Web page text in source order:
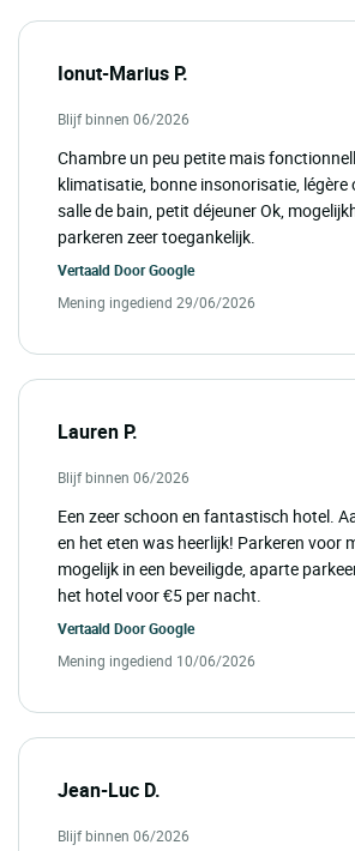
Ionut-Marius P.
Blijf binnen 06/2026
Chambre un peu petite mais
klimatisatie, bonne insonorisatie, légère
salle de bain, petit déjeuner Ok,
parkeren zeer toegankelijk.
Vertaald DoorGoogle
Mening ingediend 29/06/2026
Lauren P.
Blijf binnen 06/2026
Een zeer schoon en fantastisch hotel.
en het eten was heerlijk! Parkeren voor
mogelijk in een beveiligde, aparte
het hotel voor €5 per nacht.
Vertaald DoorGoogle
Mening ingediend 10/06/2026
Jean-Luc D.
Blijf binnen 06/2026